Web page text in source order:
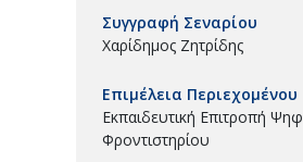
Συγγραφή Σεναρίου
Χαρίδημος Ζητρίδης
Επιμέλεια Περιεχομένου
Εκπαιδευτική Επιτροπή
Φροντιστηρίου